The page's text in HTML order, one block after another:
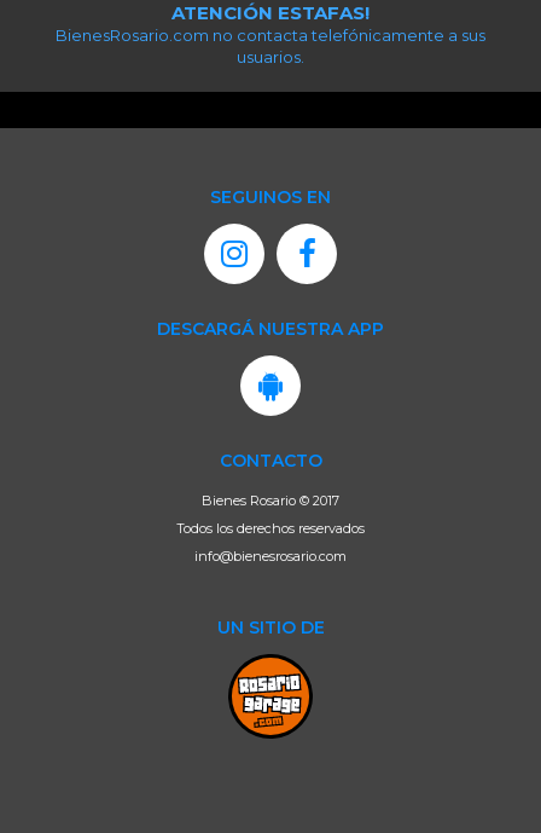
ATENCIÓN ESTAFAS!
BienesRosario.com no contacta telefónicamente a sus
usuarios.
SEGUINOS EN
DESCARGÁ NUESTRA APP
CONTACTO
Bienes Rosario © 2017
Todos los derechos reservados
info@bienesrosario.com
UN SITIO DE